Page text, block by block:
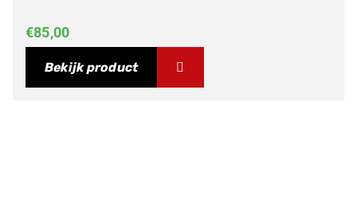
€85,00
Bekijk product